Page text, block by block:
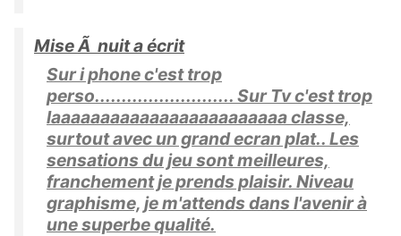
Mise Ã nuit a écrit
Sur i phone c'est trop
perso.......................... Sur Tv c'est trop
laaaaaaaaaaaaaaaaaaaaaaaa classe,
surtout avec un grand ecran plat.. Les
sensations du jeu sont meilleures,
franchement je prends plaisir. Niveau
graphisme, je m'attends dans l'avenir à
une superbe qualité.